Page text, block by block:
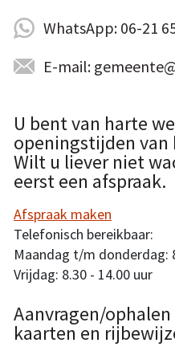
WhatsApp: 06-21
E-mail:
U bent van harte
openingstijden
Wilt u liever niet
eerst een afspraak.
Afspraak maken
Telefonisch bereikbaar:
Maandag t/m donderdag:
Vrijdag: 8.30 - 14.00 uur
Aanvragen/
kaarten en